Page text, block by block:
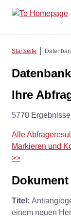
Startseite
Ihre
5770
Alle
Markieren und
>>
Dokument
Titel:
einem neuen